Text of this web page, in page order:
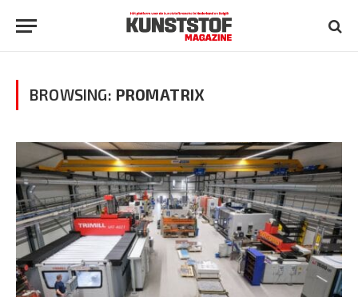
BROWSING: PROMATRIX